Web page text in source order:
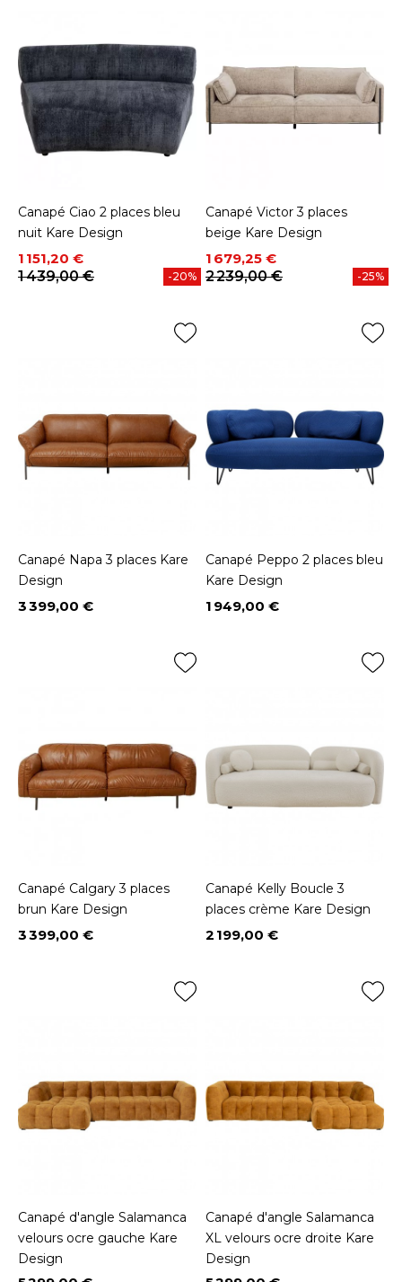
Canapé Ciao 2 places bleu
nuit Kare Design
Prix
1 151,20 €
Prix de base
1 439,00 €
-20%
Canapé Victor 3 places
beige Kare Design
Prix
1 679,25 €
Prix de base
2 239,00 €
-25%
Canapé Napa 3 places Kare
Design
Prix
3 399,00 €
Canapé Peppo 2 places bleu
Kare Design
Prix
1 949,00 €
Canapé Calgary 3 places
brun Kare Design
Prix
3 399,00 €
Canapé Kelly Boucle 3
places crème Kare Design
Prix
2 199,00 €
Canapé d'angle Salamanca
velours ocre gauche Kare
Design
Canapé d'angle Salamanca
XL velours ocre droite Kare
Design